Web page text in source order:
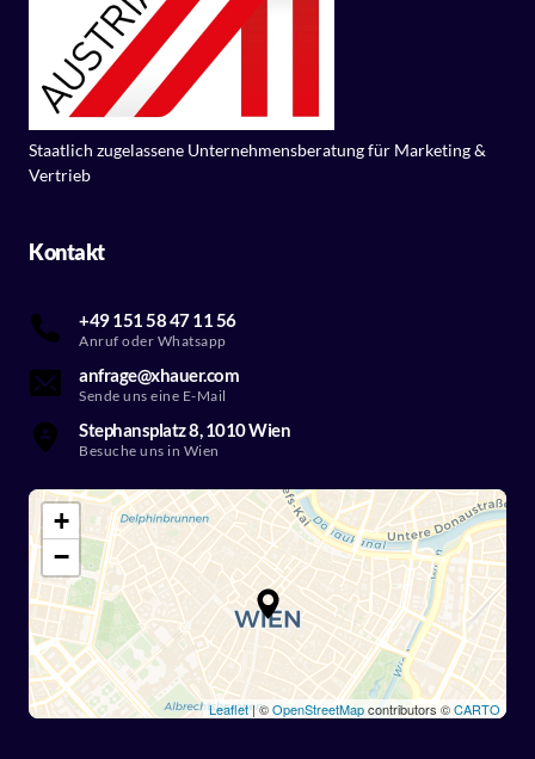
Staatlich zugelassene Unternehmensberatung für Marketing &
Vertrieb
Kontakt
+49 151 58 47 11 56
Anruf oder Whatsapp
anfrage@xhauer.com
Sende uns eine E-Mail
Stephansplatz 8, 1010 Wien
Besuche uns in Wien
+
−
Leaflet| ©OpenStreetMapcontributors ©CARTO